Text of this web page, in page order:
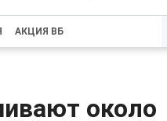
АКЦИЯ ВБ
около